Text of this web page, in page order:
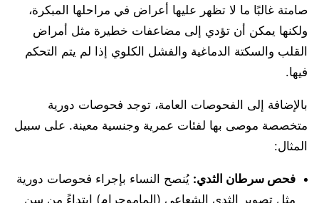
صامتة غالبًا ما لا تظهر عليها أعراض في مراحلها المبكرة،
ولكنها يمكن أن تؤدي إلى مضاعفات خطيرة مثل أمراض
القلب والسكتة الدماغية والفشل الكلوي إذا لم يتم التحكم
فيها.
بالإضافة إلى الفحوصات العامة، توجد فحوصات دورية
متخصصة موصى بها لفئات عمرية وجنسية معينة. على سبيل
المثال:
فحص سرطان الثدي: يُنصح النساء بإجراء فحوصات دورية
مثل تصوير الثدي الشعاعي (الماموجرام) ابتداءً من سن